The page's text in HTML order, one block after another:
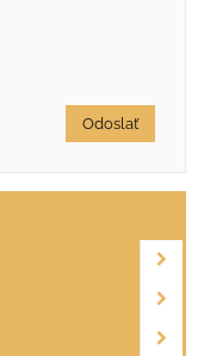
Odoslať